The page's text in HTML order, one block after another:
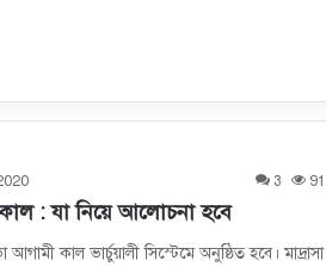
3 91
: যা নিয়ে আলোচনা হবে
কাল ভার্চুয়ালী সিস্টেমে অনুষ্ঠিত হবে। মাদ্রাসা